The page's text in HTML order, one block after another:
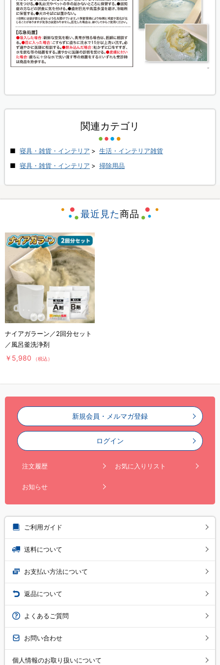
関連カテゴリ
寝具・雑貨・インテリア > 生活・インテリア雑貨
寝具・雑貨・インテリア > 掃除用品
最近見た商品
ナイアガラーン／2回分セット
／風呂釜洗浄剤
￥5,980 （税込）
新規会員・メルマガ登録
ログイン
注文履歴 お気に入りリスト
お知らせ
ご利用ガイド
送料について
お支払い方法について
返品について
よくあるご質問
お問い合わせ
個人情報のお取り扱いについて